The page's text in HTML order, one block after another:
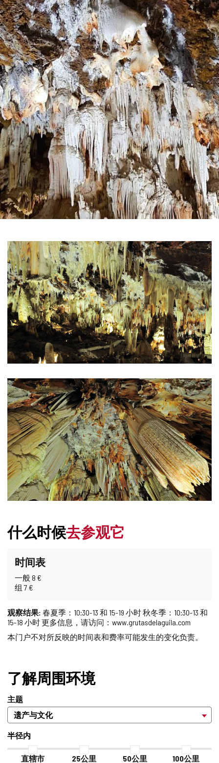
图
片
库
什么时候去参观它
时间表
一般 8 €
组 7 €
观察结果: 春夏季：10:30-13 和 15-19 小时 秋冬季：10:30-13 和
15-18 小时 更多信息，请访问：www.grutasdelaguila.com
本门户不对所反映的时间表和费率可能发生的变化负责。
了解周围环境
主题
半径内
直辖市 25公里 50公里 100公里